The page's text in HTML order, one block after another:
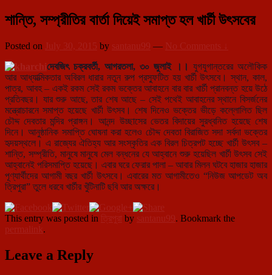
শান্তি, সম্প্রীতির বার্তা দিয়েই সমাপ্ত হল খার্চী উৎসবের
Posted on July 30, 2015 by santanu99 — No Comments ↓
দেবজিৎ চক্রবর্তী, আগরতলা, ৩০ জুলাই ।। যুগযুগান্তরের অলৌকিক
আর আধ্যাত্মিকতার অবিরল ধারার নতুন রুপ প্রস্ফুটিত হয় খার্চী উৎসবে। স্থান, কাল,
পাত্র, আবহ – একই রকম সেই রকম ভক্তের আবাহনে বার বার খার্চী প্রানবন্ত হয়ে উঠে
প্রতিবছর। যার শুরু আছে, তার শেষ আছে – সেই পথেই আবাহনের স্থানে বিসর্জনের
মন্ত্রোচারনে সমাপ্ত হয়েছে খার্চী উৎসব। শেষ দিনেও ভক্তের ভীড়ে কল্লোলিত ছিল
চৌদ্দ দেবতার মন্দির প্রাঙ্গন। আনন্দ উচ্ছাসের ভেতর বিদায়ের সুরধ্বনিত হয়েছে শেষ
দিনে। আনুষ্ঠানিক সমাপ্তি ঘোষনা করা হলেও চৌদ্দ দেবতা বিরাজিত সদা সর্বদা ভক্তের
হৃদয়স্থলে। এ রাজ্যের ঐতিহ্য আর সংস্কৃতির এক বিরল চিত্রপট হচ্ছে খার্চী উৎসব –
শান্তি, সম্প্রীতি, মানুষে মানুষে মেল বন্ধনের যে আহ্বানে শুরু হয়েছিল খার্চী উৎসব সেই
আহ্বানেই পরিসমাপ্তি হয়েছে। এবার ঘরে ফেরার পালা – আবার মিলন ঘটবে হাজার হাজার
পূণ্যার্থীদের আগামী বছর খার্চী উৎসবে। এবারের মত আগামীতেও “নিউজ আপডেট অব
ত্রিপুরা” তুলে ধরবে খার্চীর খুঁটিনাটি ছবি আর অক্ষরে।
This entry was posted in ত্রিপুরা by santanu99. Bookmark the
permalink.
Leave a Reply